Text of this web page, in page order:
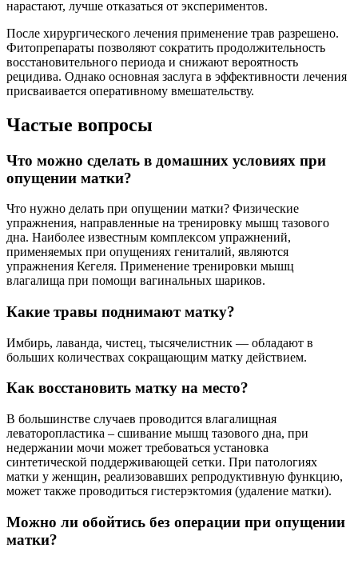
нарастают, лучше отказаться от экспериментов.
После хирургического лечения применение трав разрешено.
Фитопрепараты позволяют сократить продолжительность
восстановительного периода и снижают вероятность
рецидива. Однако основная заслуга в эффективности лечения
присваивается оперативному вмешательству.
Частые вопросы
Что можно сделать в домашних условиях при
опущении матки?
Что нужно делать при опущении матки? Физические
упражнения, направленные на тренировку мышц тазового
дна. Наиболее известным комплексом упражнений,
применяемых при опущениях гениталий, являются
упражнения Кегеля. Применение тренировки мышц
влагалища при помощи вагинальных шариков.
Какие травы поднимают матку?
Имбирь, лаванда, чистец, тысячелистник — обладают в
больших количествах сокращающим матку действием.
Как восстановить матку на место?
В большинстве случаев проводится влагалищная
леваторопластика – сшивание мышц тазового дна, при
недержании мочи может требоваться установка
синтетической поддерживающей сетки. При патологиях
матки у женщин, реализовавших репродуктивную функцию,
может также проводиться гистерэктомия (удаление матки).
Можно ли обойтись без операции при опущении
матки?